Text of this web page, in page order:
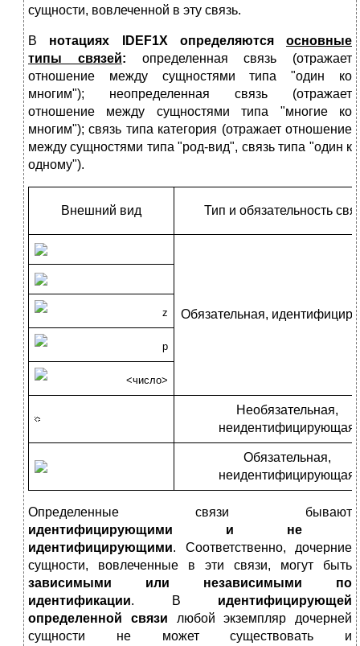
сущности, вовлеченной в эту связь.
В нотациях IDEF1X определяются основные
типы связей: определенная связь (отражает
отношение между сущностями типа "один ко
многим"); неопределенная связь (отражает
отношение между сущностями типа "многие ко
многим"); связь типа категория (отражает отношение
между сущностями типа "род-вид", связь типа "один к
одному").
Внешний вид Тип и обязательность
Обязательная,
z
p
<число>
Необязательная,
неидентифицирующая
Обязательная,
неидентифицирующая
Определенные связи бывают
идентифицирующими и не
идентифицирующими. Соответственно, дочерние
сущности, вовлеченные в эти связи, могут быть
зависимыми или независимыми по
идентификации. В идентифицирующей
определенной связи любой экземпляр дочерней
сущности не может существовать и